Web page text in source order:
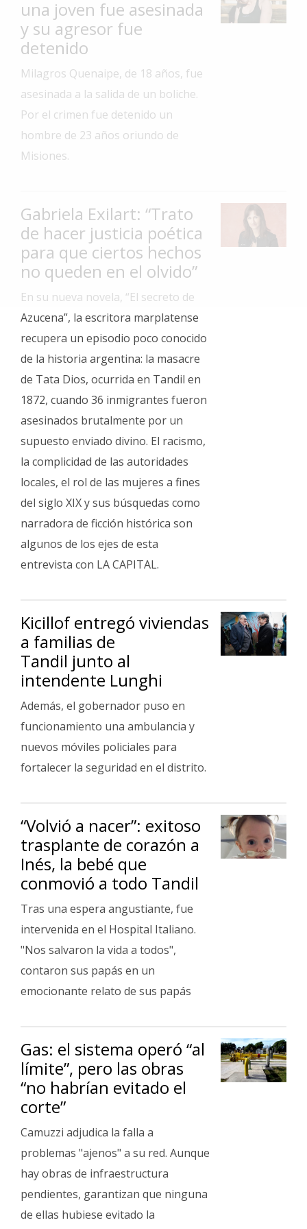
Interés
General
Ciudad
Deportes
y
Espectáculos
Cartelera
Fotos
de
Familia
Fúnebres
una joven fue asesinada
y su agresor fue
detenido
Milagros Quenaipe, de 18 años, fue
asesinada a la salida de un boliche.
Por el crimen fue detenido un
hombre de 23 años oriundo de
Misiones.
Gabriela Exilart: “Trato
de hacer justicia poética
para que ciertos hechos
no queden en el olvido”
En su nueva novela, “El secreto de
Azucena”, la escritora marplatense
recupera un episodio poco conocido
de la historia argentina: la masacre
de Tata Dios, ocurrida en Tandil en
1872, cuando 36 inmigrantes fueron
asesinados brutalmente por un
supuesto enviado divino. El racismo,
la complicidad de las autoridades
locales, el rol de las mujeres a fines
del siglo XIX y sus búsquedas como
narradora de ficción histórica son
algunos de los ejes de esta
entrevista con LA CAPITAL.
Kicillof entregó viviendas
a familias de
Tandil junto al
intendente Lunghi
Además, el gobernador puso en
funcionamiento una ambulancia y
nuevos móviles policiales para
fortalecer la seguridad en el distrito.
“Volvió a nacer”: exitoso
trasplante de corazón a
Inés, la bebé que
conmovió a todo Tandil
Tras una espera angustiante, fue
intervenida en el Hospital Italiano.
"Nos salvaron la vida a todos",
contaron sus papás en un
emocionante relato de sus papás
Gas: el sistema operó “al
límite”, pero las obras
“no habrían evitado el
corte”
Camuzzi adjudica la falla a
problemas "ajenos" a su red. Aunque
hay obras de infraestructura
pendientes, garantizan que ninguna
de ellas hubiese evitado la